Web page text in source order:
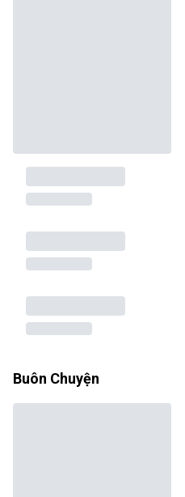
Buôn Chuyện